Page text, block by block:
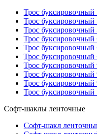
Трос буксировочный
Трос
Трос буксировочный
Трос буксировочный
Трос буксировочный
Трос буксировочный
Трос буксировочный
Трос буксировочный
Трос буксировочный
Трос буксировочный
Софт-шаклы ленточные
Софт-шакл